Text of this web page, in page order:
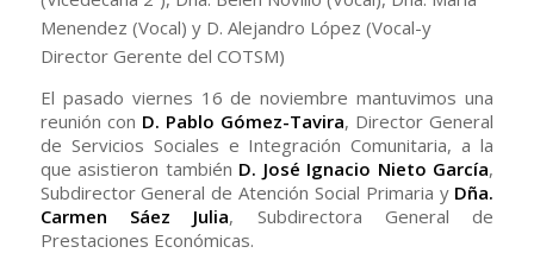
Menendez (Vocal) y D. Alejandro López (Vocal-y
Director Gerente del COTSM)
El pasado viernes 16 de noviembre mantuvimos una
reunión con D. Pablo Gómez-Tavira, Director General
de Servicios Sociales e Integración Comunitaria, a la
que asistieron también D. José Ignacio Nieto García,
Subdirector General de Atención Social Primaria y Dña.
Carmen Sáez Julia, Subdirectora General de
Prestaciones Económicas.